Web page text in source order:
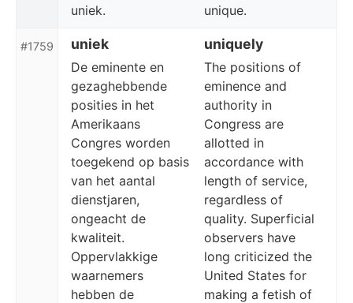
uniek.
unique.
#1759 uniek uniquely
De eminente en
gezaghebbende
posities in het
Amerikaans
Congres worden
toegekend op basis
van het aantal
dienstjaren,
ongeacht de
kwaliteit.
Oppervlakkige
waarnemers
hebben de
The positions of
eminence and
authority in
Congress are
allotted in
accordance with
length of service,
regardless of
quality. Superficial
observers have
long criticized the
United States for
making a fetish of